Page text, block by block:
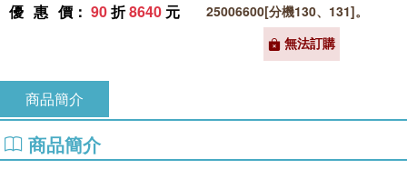
優惠價 ： 90折8640 元
25006600[分機130、131]。
無法訂購
商品簡介
商品簡介